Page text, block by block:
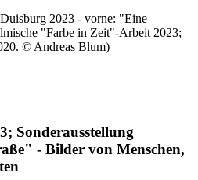
2023 - vorne: "Eine
"Farbe in Zeit"-Arbeit 2023;
© Andreas Blum)
Sonderausstellung
- Bilder von Menschen,